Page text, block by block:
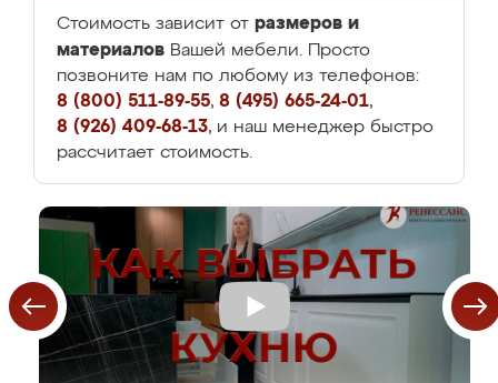
Стоимость зависит от размеров и
материалов Вашей мебели. Просто
позвоните нам по любому из телефонов:
8 (800) 511-89-55, 8 (495) 665-24-01,
8 (926) 409-68-13, и наш менеджер быстро
рассчитает стоимость.